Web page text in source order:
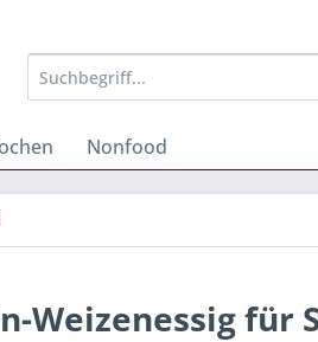
Nonfood
Weizenessig für